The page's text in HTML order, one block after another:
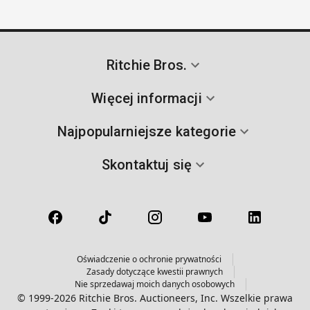
Ritchie Bros.
Więcej informacji
Najpopularniejsze kategorie
Skontaktuj się
Oświadczenie o ochronie prywatności
Zasady dotyczące kwestii prawnych
Nie sprzedawaj moich danych osobowych
© 1999-2026 Ritchie Bros. Auctioneers, Inc. Wszelkie prawa